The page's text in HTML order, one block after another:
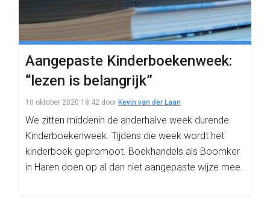
Aangepaste Kinderboekenweek:
“lezen is belangrijk”
10 oktober 2020 18:42 door Kevin van der Laan
We zitten middenin de anderhalve week durende
Kinderboekenweek. Tijdens die week wordt het
kinderboek gepromoot. Boekhandels als Boomker
in Haren doen op al dan niet aangepaste wijze mee.